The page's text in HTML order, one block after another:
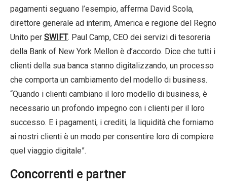
pagamenti seguano l’esempio, afferma David Scola,
direttore generale ad interim, America e regione del Regno
Unito per SWIFT. Paul Camp, CEO dei servizi di tesoreria
della Bank of New York Mellon è d’accordo. Dice che tutti i
clienti della sua banca stanno digitalizzando, un processo
che comporta un cambiamento del modello di business.
“Quando i clienti cambiano il loro modello di business, è
necessario un profondo impegno con i clienti per il loro
successo. E i pagamenti, i crediti, la liquidità che forniamo
ai nostri clienti è un modo per consentire loro di compiere
quel viaggio digitale”.
Concorrenti e partner